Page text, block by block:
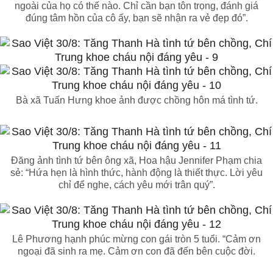
ngoài của họ có thế nào. Chỉ cần bạn tôn trọng, đánh giá
đúng tâm hồn của cô ấy, bạn sẽ nhận ra vẻ đẹp đó”.
Bà xã Tuấn Hưng khoe ảnh được chồng hôn má tình tứ.
Đăng ảnh tình tứ bên ông xã, Hoa hậu Jennifer Phạm chia
sẻ: “Hứa hẹn là hình thức, hành động là thiết thực. Lời yêu
chỉ để nghe, cách yêu mới trân quý”.
Lê Phương hạnh phúc mừng con gái tròn 5 tuổi. “Cảm ơn
ngoại đã sinh ra mẹ. Cảm ơn con đã đến bên cuộc đời.